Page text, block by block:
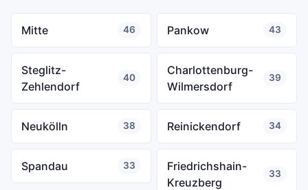
Mitte 46 Pankow 43
Steglitz-
Zehlendorf
40
Charlottenburg-
Wilmersdorf
39
Neukölln 38 Reinickendorf 34
Spandau 33
Friedrichshain-
Kreuzberg
33